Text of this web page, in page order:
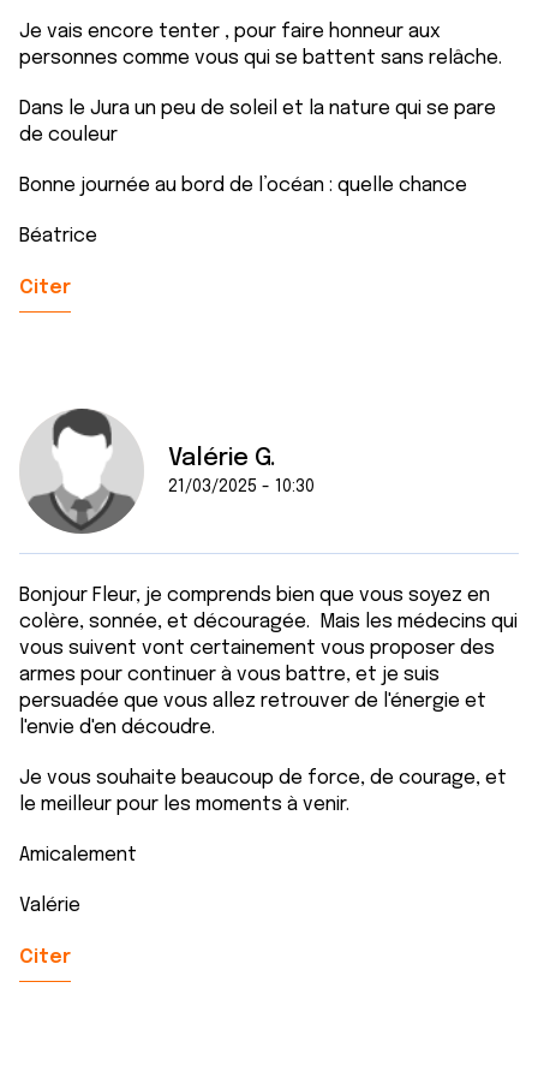
Je vais encore tenter , pour faire honneur aux
personnes comme vous qui se battent sans relâche.
Dans le Jura un peu de soleil et la nature qui se pare
de couleur
Bonne journée au bord de l’océan : quelle chance
Béatrice
Citer
Valérie G.
21/03/2025 - 10:30
Bonjour Fleur, je comprends bien que vous soyez en
colère, sonnée, et découragée. Mais les médecins qui
vous suivent vont certainement vous proposer des
armes pour continuer à vous battre, et je suis
persuadée que vous allez retrouver de l'énergie et
l'envie d'en découdre.
Je vous souhaite beaucoup de force, de courage, et
le meilleur pour les moments à venir.
Amicalement
Valérie
Citer